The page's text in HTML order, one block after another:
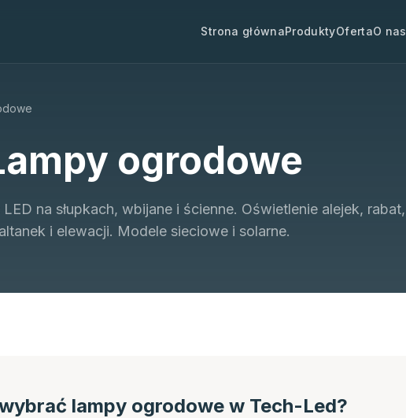
Strona głównaProduktyOfertaO nas
ogrodowe
na słupkach, wbijane i ścienne. Oświetlenie alejek, rabat,
altanek i elewacji. Modele sieciowe i solarne.
lampy ogrodowe w Tech-Led?